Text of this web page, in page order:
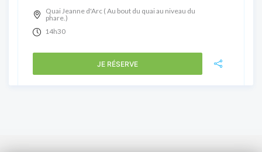
Quai Jeanne d'Arc ( Au bout du quai au niveau du
phare.)
14h30
JE RÉSERVE